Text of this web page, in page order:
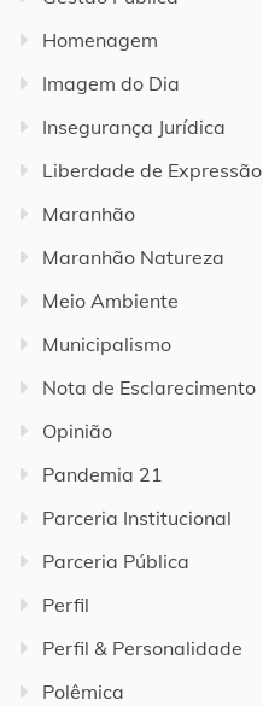
Homenagem
Imagem do Dia
Insegurança Jurídica
Liberdade de Expressão
Maranhão
Maranhão Natureza
Meio Ambiente
Municipalismo
Nota de Esclarecimento
Opinião
Pandemia 21
Parceria Institucional
Parceria Pública
Perfil
Perfil & Personalidade
Polêmica